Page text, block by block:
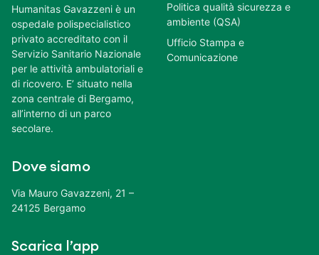
Humanitas Gavazzeni è un
ospedale polispecialistico
privato accreditato con il
Servizio Sanitario Nazionale
per le attività ambulatoriali e
di ricovero. E’ situato nella
zona centrale di Bergamo,
all’interno di un parco
secolare.
Dove siamo
Via Mauro Gavazzeni, 21 –
24125 Bergamo
Scarica l’app
Politica qualità sicurezza e
ambiente (QSA)
Ufficio Stampa e
Comunicazione